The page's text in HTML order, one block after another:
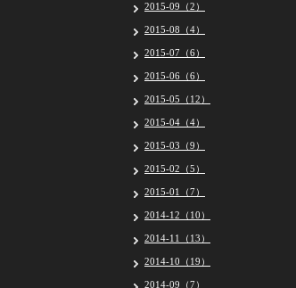
2015-09（2）
2015-08（4）
2015-07（6）
2015-06（6）
2015-05（12）
2015-04（4）
2015-03（9）
2015-02（5）
2015-01（7）
2014-12（10）
2014-11（13）
2014-10（19）
2014-09（7）